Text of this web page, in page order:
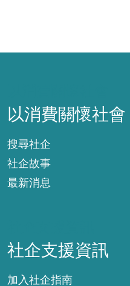
以消費關懷社會
搜尋社企
社企故事
最新消息
社企支援資訊
加入社企指南